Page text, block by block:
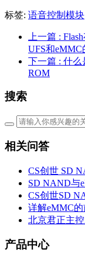
标签: 语音控制模块
上一篇 :
UFS和
下一篇 : 什么
ROM
搜索
相关问答
CS创世 SD
SD NAND与
CS创世SD
详解eMMC
北京君正主
产品中心